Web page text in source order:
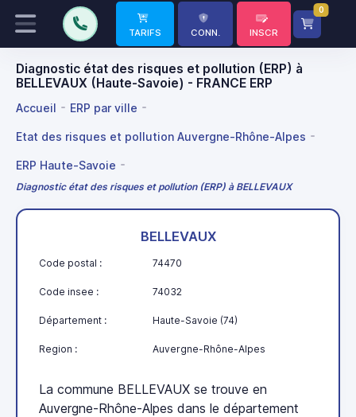
TARIFS CONN. INSCR
0
Diagnostic état des risques et pollution (ERP) à
BELLEVAUX (Haute-Savoie) - FRANCE ERP
Accueil ERP par ville
Etat des risques et pollution Auvergne-Rhône-Alpes
ERP Haute-Savoie
Diagnostic état des risques et pollution (ERP) à BELLEVAUX
BELLEVAUX
Code postal : 74470
Code insee : 74032
Département : Haute-Savoie (74)
Region : Auvergne-Rhône-Alpes
La commune BELLEVAUX se trouve en
Auvergne-Rhône-Alpes dans le département